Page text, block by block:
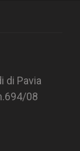
di Pavia
08